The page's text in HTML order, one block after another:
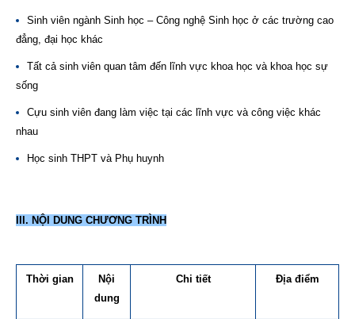
Sinh viên ngành Sinh học – Công nghệ Sinh học ở các trường cao
đẳng, đại học khác
Tất cả sinh viên quan tâm đến lĩnh vực khoa học và khoa học sự
sống
Cựu sinh viên đang làm việc tại các lĩnh vực và công việc khác
nhau
Học sinh THPT và Phụ huynh
III. NỘI DUNG CHƯƠNG TRÌNH
Thời gian
Nội
dung
Chi tiết Địa điểm